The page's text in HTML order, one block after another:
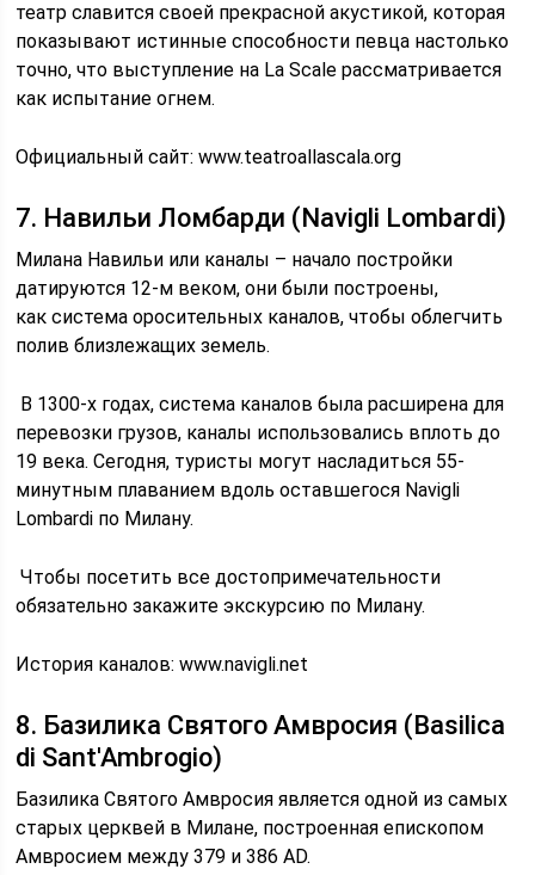
театр славится своей прекрасной акустикой, которая
показывают истинные способности певца настолько
точно, что выступление на La Scale рассматривается
как испытание огнем.
Официальный сайт: www.teatroallascala.org
7. Навильи Ломбарди (Navigli Lombardi)
Милана Навильи или каналы – начало постройки
датируются 12-м веком, они были построены,
как система оросительных каналов, чтобы облегчить
полив близлежащих земель.
В 1300-х годах, система каналов была расширена для
перевозки грузов, каналы использовались вплоть до
19 века. Сегодня, туристы могут насладиться 55-
минутным плаванием вдоль оставшегося Navigli
Lombardi по Милану.
Чтобы посетить все достопримечательности
обязательно закажите экскурсию по Милану.
История каналов: www.navigli.net
8. Базилика Святого Амвросия (Basilica
di Sant'Ambrogio)
Базилика Святого Амвросия является одной из самых
старых церквей в Милане, построенная епископом
Амвросием между 379 и 386 AD.